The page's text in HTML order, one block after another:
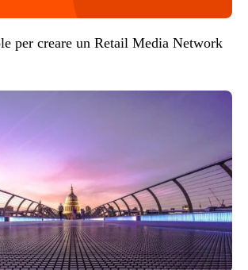
per creare un Retail Media Network